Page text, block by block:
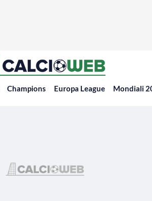
Champions Europa League Mondiali